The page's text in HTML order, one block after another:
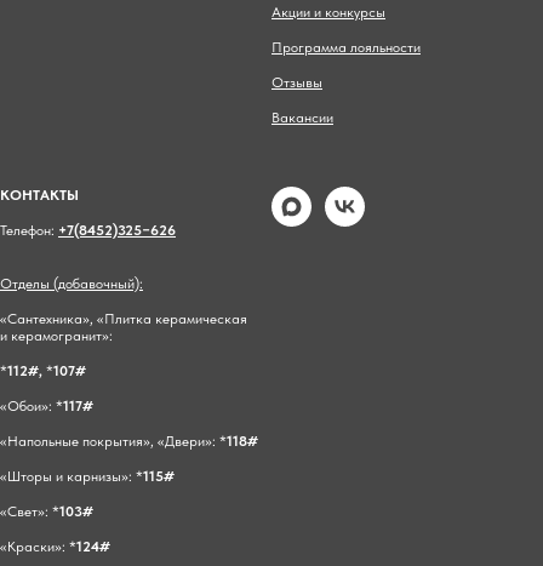
Акции и конкурсы
Программа лояльности
Отзывы
Вакансии
КОНТАКТЫ
Телефон: +7(8452)325−626
Отделы (добавочный):
«Сантехника», «Плитка керамическая
и керамогранит»:
*112#, *107#
«Обои»: *117#
«Напольные покрытия», «Двери»: *118#
«Шторы и карнизы»: *115#
«Свет»: *103#
«Краски»: *124#